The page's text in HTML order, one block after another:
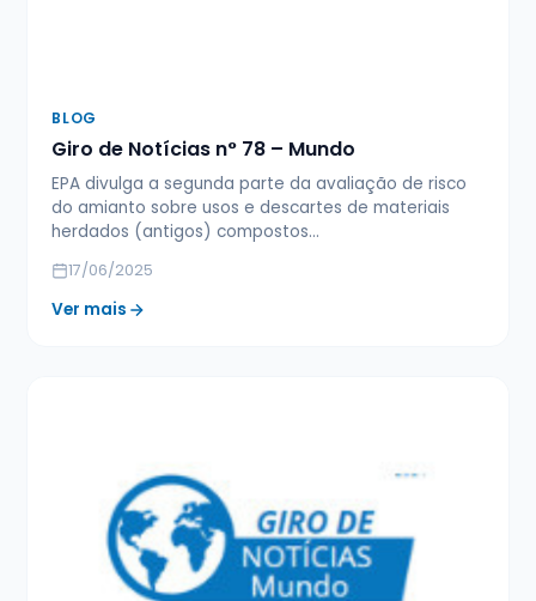
BLOG
Giro de Notícias n° 78 – Mundo
EPA divulga a segunda parte da avaliação de risco
do amianto sobre usos e descartes de materiais
herdados (antigos) compostos…
17/06/2025
Ver mais